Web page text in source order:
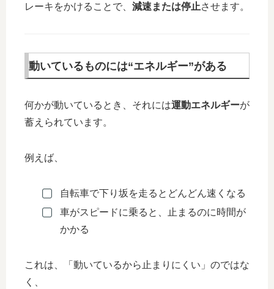
レーキをかけることで、 減速または停止させます。
動いているものには“エネルギー”がある
何かが動いているとき、それには運動エネルギーが
蓄えられています。
例えば、
自転車で下り坂を走るとどんどん速くなる
車がスピードに乗ると、止まるのに時間が
かかる
これは、「動いているから止まりにくい」のではな
く、